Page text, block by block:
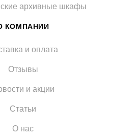
архивные шкафы
КОМПАНИИ
и оплата
Отзывы
и акции
Статьи
О нас